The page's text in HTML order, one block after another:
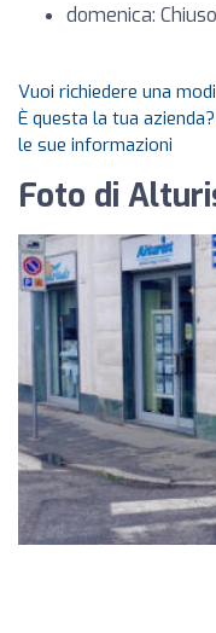
domenica: Chiuso
Vuoi richiedere una
È questa la tua
le sue informazioni
Foto di